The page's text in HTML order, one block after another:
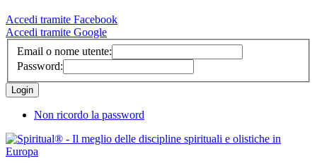
Accedi tramite Facebook
Accedi tramite Google
Email o nome utente:
Password:
Non ricordo la password